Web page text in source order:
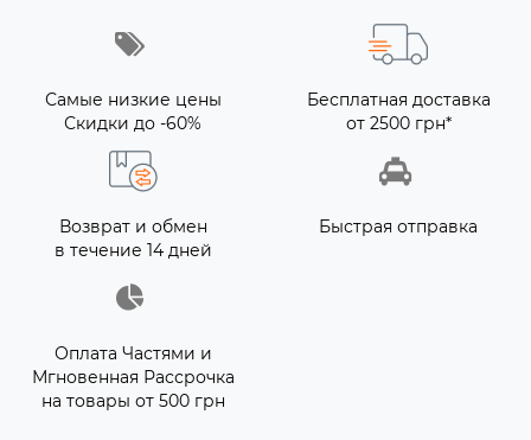
Самые низкие цены
Скидки до -60%
Бесплатная доставка
от 2500 грн*
Возврат и обмен
в течение 14 дней
Быстрая отправка
Оплата Частями и
Мгновенная Рассрочка
на товары от 500 грн